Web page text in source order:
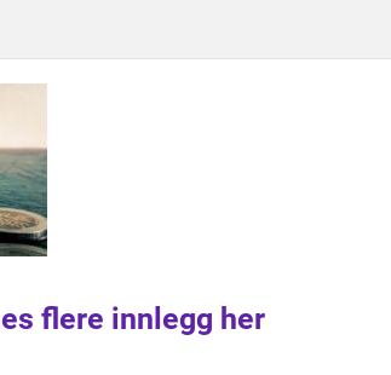
flere innlegg her